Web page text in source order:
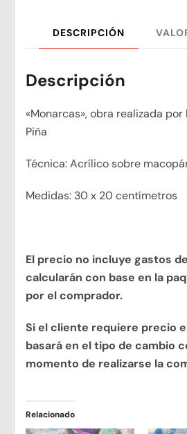
DESCRIPCIÓN
Descripción
«Monarcas», obra realizada
Piña
Técnica: Acrílico sobre
Medidas: 30 x 20 centímetros
El precio no incluye gastos
calcularán con base en la
por el comprador.
Si el cliente requiere precio
basará en el tipo de cambio
momento de realizarse la
Relacionado